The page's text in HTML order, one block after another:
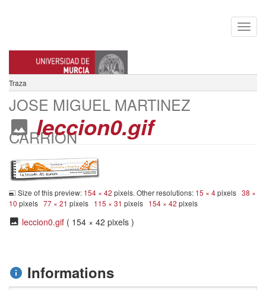
JOSE MIGUEL MARTINEZ
CARRION
Traza
leccion0.gif
Size of this preview: 154 × 42 pixels. Other resolutions: 15 × 4pixels 38 ×
10 pixels 77 × 21 pixels 115 × 31 pixels 154 × 42 pixels
leccion0.gif ( 154 × 42 pixels )
Informations